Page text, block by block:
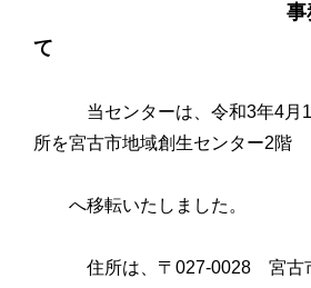
事
て
当センターは、令和3年4月
所を宮古市地域創生センター2階
へ移転いたしました。
住所は、〒027-0028 宮古市